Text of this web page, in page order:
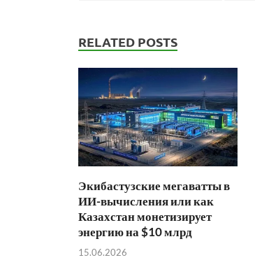
RELATED POSTS
Экибастузские мегаватты в
ИИ-вычисления или как
Казахстан монетизирует
энергию на $10 млрд
15.06.2026